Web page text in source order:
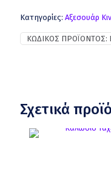
Κατηγορίες: Aξεσουάρ
ΚΩΔΙΚΌΣ ΠΡΟΪΌΝΤΟΣ:
Σχετικά